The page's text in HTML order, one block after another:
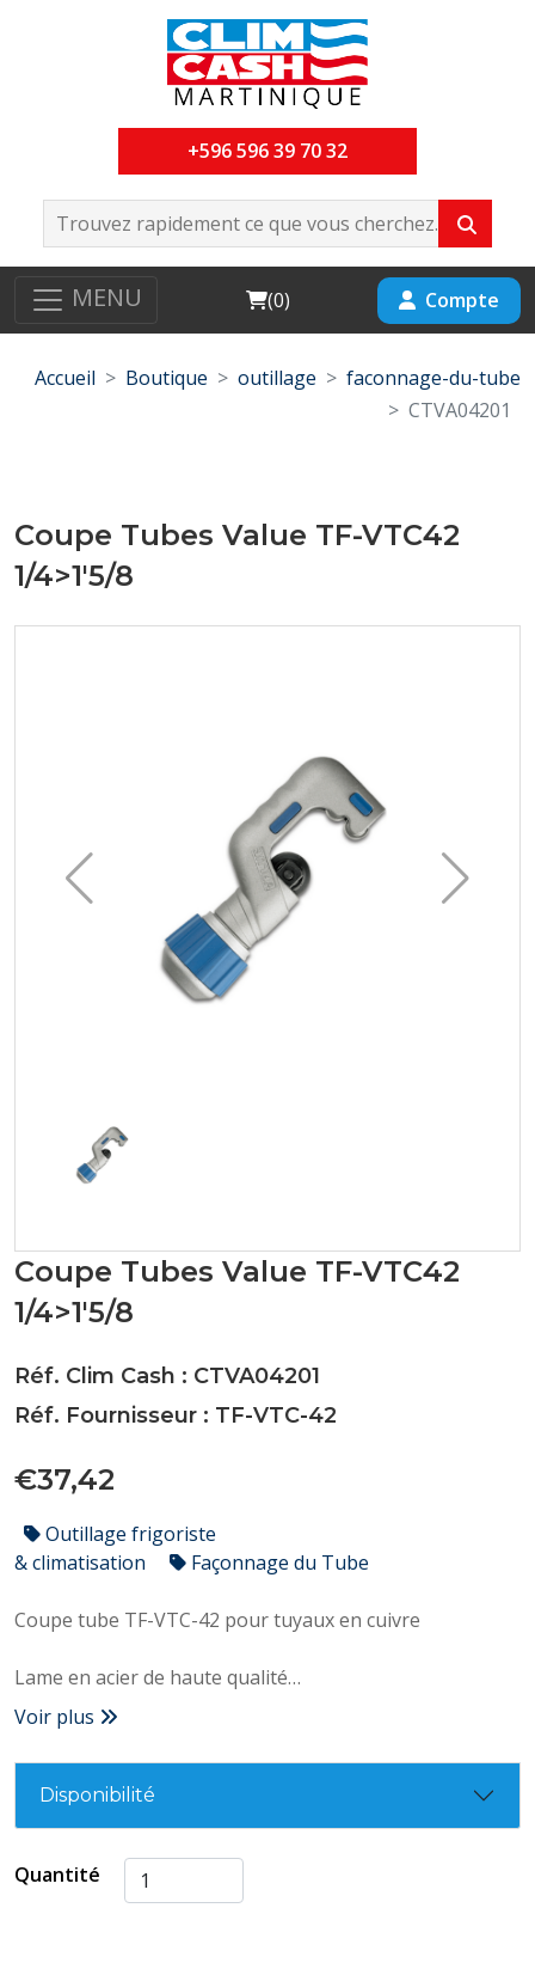
+596 596 39 70 32
MENU Cart
(0) Compte
Accueil Boutique outillage
faconnage-du-tube
CTVA04201
Coupe Tubes Value TF-VTC42
1/4>1'5/8
Coupe Tubes Value TF-VTC42
1/4>1'5/8
Réf. Clim Cash : CTVA04201
Réf. Fournisseur : TF-VTC-42
€37,42
Outillage frigoriste
& climatisation
Façonnage du Tube
Coupe tube TF-VTC-42 pour tuyaux en cuivre
Lame en acier de haute qualité
S'adapte au diamètre du tuyau
Molette d'ajustement
Diamètre de 6 à 42 mm
Voir plus
Disponibilité
Quantité